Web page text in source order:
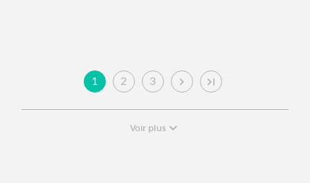
1 2 3
Voir plus